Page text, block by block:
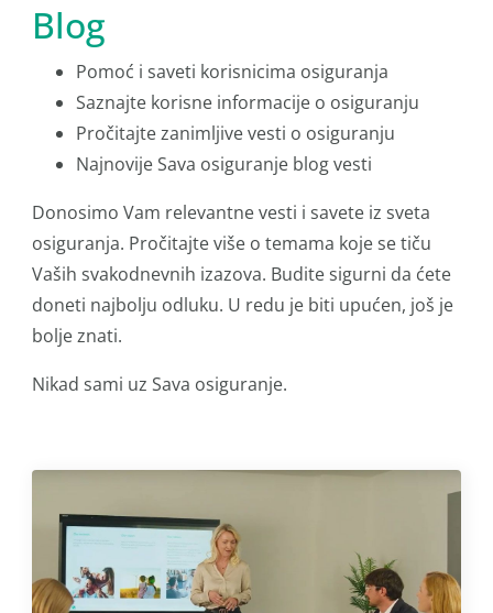
Blog
Pomoć i saveti korisnicima osiguranja
Saznajte korisne informacije o osiguranju
Pročitajte zanimljive vesti o osiguranju
Najnovije Sava osiguranje blog vesti
Donosimo Vam relevantne vesti i savete iz sveta
osiguranja. Pročitajte više o temama koje se tiču
Vaših svakodnevnih izazova. Budite sigurni da ćete
doneti najbolju odluku. U redu je biti upućen, još je
bolje znati.
Nikad sami uz Sava osiguranje.